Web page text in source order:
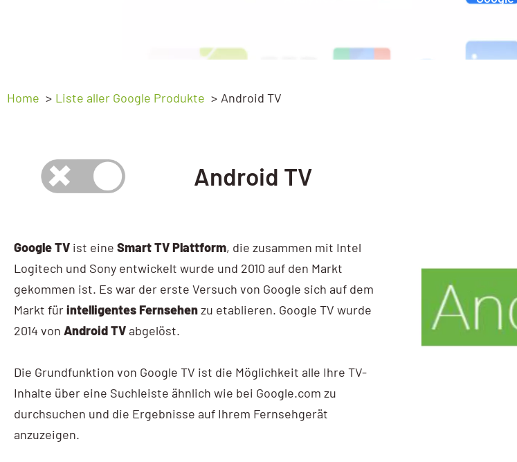
My Business Workshop
Google Tag Manager
Tag Manager
AI / KI Wissen
Google NotebookLM
Search vs Chatbot
GEO – SEO für KI
Home Liste aller Google Produkte Android TV
Android TV
Google TV ist eine Smart TV Plattform, die zusammen mit Intel
Logitech und Sony entwickelt wurde und 2010 auf den Markt
gekommen ist. Es war der erste Versuch von Google sich auf dem
Markt fürintelligentes Fernsehenzu etablieren. Google TV wurde
2014 von Android TVabgelöst.
Die Grundfunktion von Google TV ist die Möglichkeit alle Ihre TV-
Inhalte über eine Suchleiste ähnlich wie bei Google.com zu
durchsuchen und die Ergebnisse auf Ihrem Fernsehgerät
anzuzeigen.